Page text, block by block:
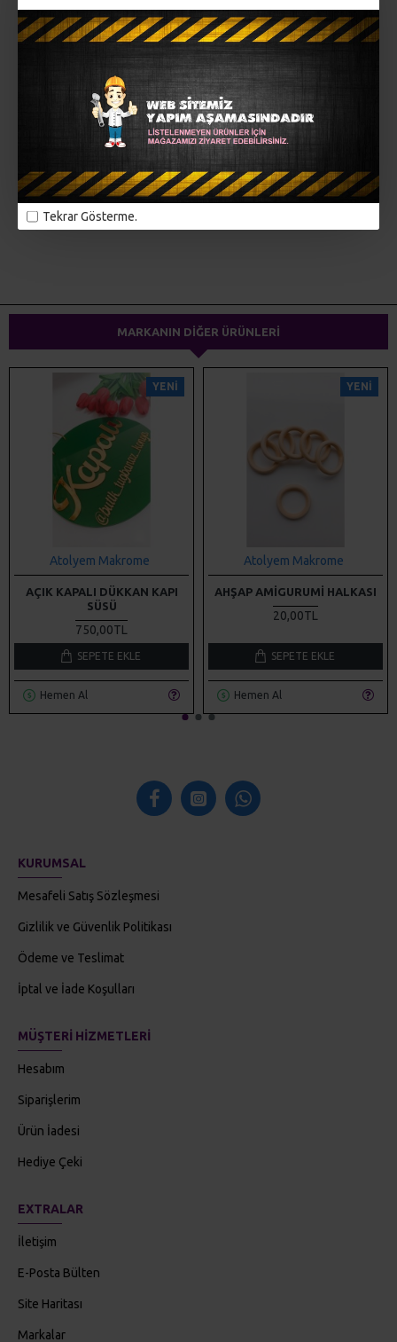
Tekrar Gösterme.
Makrome,amigurumi gibi modellerinizde bebekleriniz içöin
sevimli emzik askısı...
Ham verniksiz akçaağaçtır.
1 adet klips fiyatıdır..
MÜŞTERI YORUMLARI
ETIKETLER: hobi malzemeleri
MARKANIN DIĞER ÜRÜNLERI
YENI
Atolyem Makrome
AÇIK KAPALI DÜKKAN KAPI
SÜSÜ
750,00TL
SEPETE EKLE
Hemen Al
YENI
Atolyem Makrome
AHŞAP AMIGURUMI HALKASI
20,00TL
SEPETE EKLE
Hemen Al
KURUMSAL
Mesafeli Satış Sözleşmesi
Gizlilik ve Güvenlik Politikası
Ödeme ve Teslimat
İptal ve İade Koşulları
MÜŞTERI HIZMETLERI
Hesabım
Siparişlerim
Ürün İadesi
Hediye Çeki
EXTRALAR
İletişim
E-Posta Bülten
Site Haritası
Markalar